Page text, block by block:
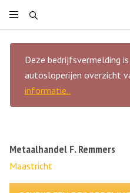
Deze bedrijfsvermelding
autosloperijen overzicht
informatie..
Metaalhandel F. Remmers
Maastricht